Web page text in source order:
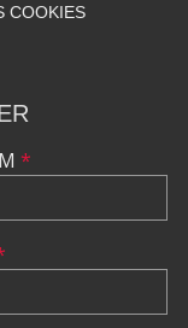
COOKIES
*